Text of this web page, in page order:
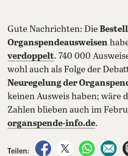
Gute Nachrichten: Die
Organspendeausweisen
verdoppelt. 740 000
wohl auch als Folge der
Neuregelung der
keinen Ausweis haben; wäre
Zahlen blieben auch im
organspende-info.de.
Teilen:
auf Facebook teilen
auf X teilen
per